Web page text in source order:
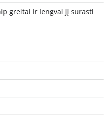
greitai ir lengvai jį surasti